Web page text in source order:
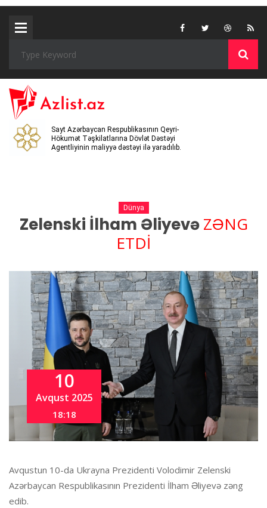
Sayt Azərbaycan Respublikasının Qeyri-
Hökumət Təşkilatlarına Dövlət Dəstəyi
Agentliyinin maliyyə dəstəyi ilə yaradılıb.
Dünya
Zelenski İlham ƏliyevəZƏNG
ETDİ
10
Avqust 2025
18:18
Avqustun 10-da Ukrayna Prezidenti Volodimir Zelenski
Azərbaycan Respublikasının Prezidenti İlham Əliyevə zəng
edib.